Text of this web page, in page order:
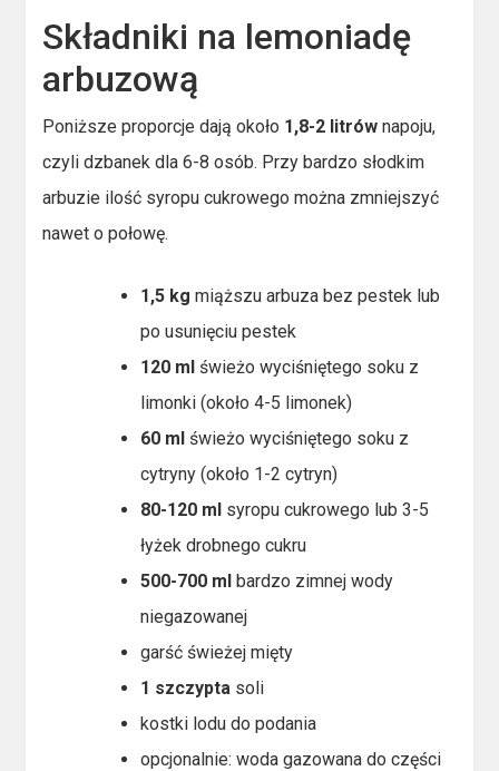
Składniki na lemoniadę
arbuzową
Poniższe proporcje dają około 1,8-2 litrów napoju,
czyli dzbanek dla 6-8 osób. Przy bardzo słodkim
arbuzie ilość syropu cukrowego można zmniejszyć
nawet o połowę.
1,5 kg miąższu arbuza bez pestek lub
po usunięciu pestek
120 ml świeżo wyciśniętego soku z
limonki (około 4-5 limonek)
60 ml świeżo wyciśniętego soku z
cytryny (około 1-2 cytryn)
80-120 ml syropu cukrowego lub 3-5
łyżek drobnego cukru
500-700 ml bardzo zimnej wody
niegazowanej
garść świeżej mięty
1 szczypta soli
kostki lodu do podania
opcjonalnie: woda gazowana do części